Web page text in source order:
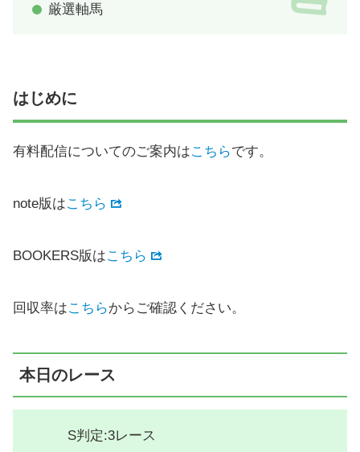
厳選軸馬
はじめに
有料配信についてのご案内はこちらです。
note版はこちら
BOOKERS版はこちら
回収率はこちらからご確認ください。
本日のレース
S判定:3レース